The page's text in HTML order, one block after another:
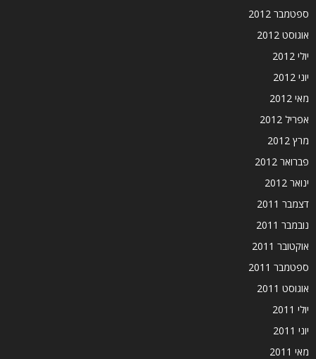
ספטמבר 2012
אוגוסט 2012
יולי 2012
יוני 2012
מאי 2012
אפריל 2012
מרץ 2012
פברואר 2012
ינואר 2012
דצמבר 2011
נובמבר 2011
אוקטובר 2011
ספטמבר 2011
אוגוסט 2011
יולי 2011
יוני 2011
מאי 2011